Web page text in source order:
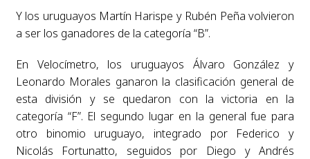
Y los uruguayos Martín Harispe y Rubén Peña volvieron
a ser los ganadores de la categoría “B”.
En Velocímetro, los uruguayos Álvaro González y
Leonardo Morales ganaron la clasificación general de
esta división y se quedaron con la victoria en la
categoría “F”. El segundo lugar en la general fue para
otro binomio uruguayo, integrado por Federico y
Nicolás Fortunatto, seguidos por Diego y Andrés